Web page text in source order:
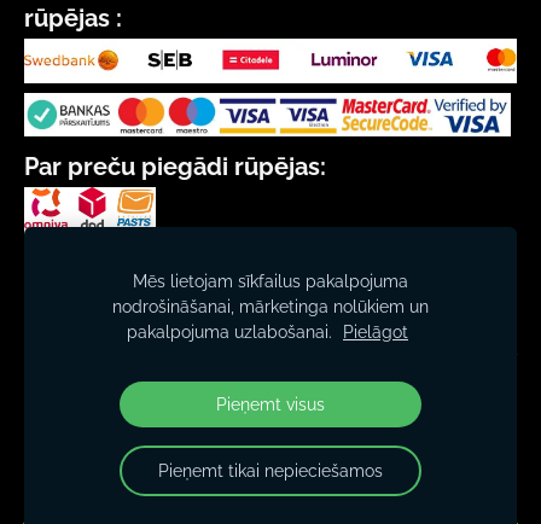
rūpējas :
Par preču piegādi rūpējas:
Reģ. nr. 40103011290
Beberbeķu iela 58, Rīga, LV-1029
© 2026 www.sasliki.lv
Mēs lietojam sīkfailus pakalpojuma
nodrošināšanai, mārketinga nolūkiem un
pakalpojuma uzlabošanai.
Pielāgot
Pieņemt visus
Pieņemt tikai nepieciešamos